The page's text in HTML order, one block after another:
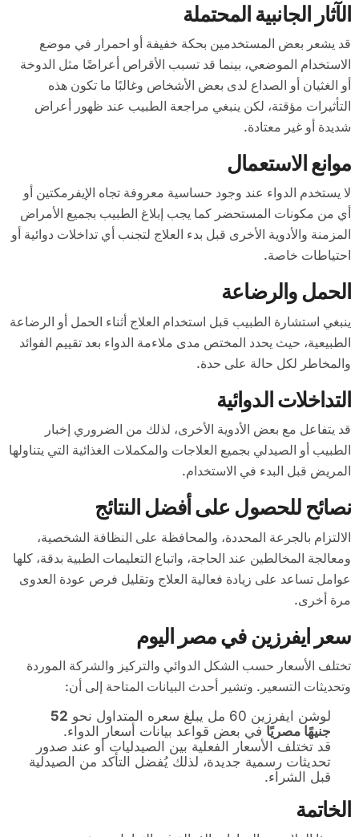
الآثار الجانبية المحتملة
قد يشعر بعض المستخدمين بحكة خفيفة أو احمرار في موضع
الاستخدام الموضعي، بينما قد تسبب الأقراص أعراضًا مثل الدوخة
أو الغثيان أو الصداع لدى بعض الأشخاص وغالبًا ما تكون هذه
التأثيرات مؤقتة، لكن ينبغي مراجعة الطبيب عند ظهور أعراض
شديدة أو غير معتادة.
موانع الاستعمال
لا يستخدم الدواء عند وجود حساسية معروفة تجاه الإيفرمكتين أو
أي من مكونات المستحضر كما يجب إبلاغ الطبيب بجميع الأمراض
المزمنة والأدوية الأخرى قبل بدء العلاج لتجنب أي تداخلات دوائية أو
احتياطات خاصة.
الحمل والرضاعة
ينبغي استشارة الطبيب قبل استخدام العلاج أثناء الحمل أو الرضاعة
الطبيعية، حيث يحدد المختص مدى ملاءمة الدواء بعد تقييم الفوائد
والمخاطر لكل حالة على حدة.
التداخلات الدوائية
قد يتفاعل مع بعض الأدوية الأخرى، لذلك من الضروري إخبار
الطبيب أو الصيدلي بجميع العلاجات والمكملات الغذائية التي يتناولها
المريض قبل البدء في الاستخدام.
نصائح للحصول على أفضل النتائج
الالتزام بالجرعة المحددة، والمحافظة على النظافة الشخصية،
ومعالجة المخالطين عند الحاجة، واتباع التعليمات الطبية بدقة، كلها
عوامل تساعد على زيادة فعالية العلاج وتقليل فرص عودة العدوى
مرة أخرى.
سعر ايفرزين في مصر اليوم
تختلف الأسعار حسب الشكل الدوائي والتركيز والشركة الموردة
وتحديثات التسعير. وتشير أحدث البيانات المتاحة إلى أن:
لوشن ايفرزين 60 مل يبلغ سعره المتداول نحو
52
جنيهًا مصريًا في بعض قواعد بيانات أسعار الدواء.
قد تختلف الأسعار الفعلية بين الصيدليات أو عند صدور
تحديثات رسمية جديدة، لذلك يُفضل التأكد من الصيدلية
قبل الشراء.
الخاتمة